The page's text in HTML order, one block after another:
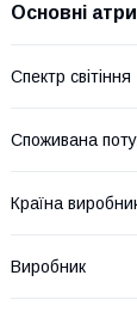
Основні
Спектр світіння
Споживана
Країна
Виробник